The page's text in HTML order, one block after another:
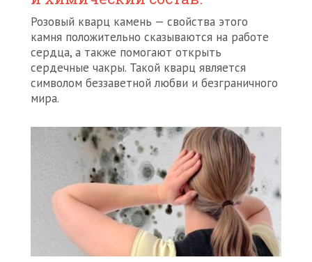
Розовый кварц камень — свойства этого
камня положительно сказываются на работе
сердца, а также помогают открыть
сердечные чакры. Такой кварц является
символом беззаветной любви и безграничного
мира.